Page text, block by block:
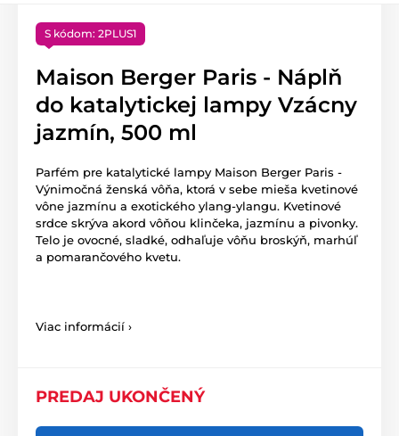
S kódom: 2PLUS1
Maison Berger Paris - Náplň
do katalytickej lampy Vzácny
jazmín, 500 ml
Parfém pre katalytické lampy Maison Berger Paris -
Výnimočná ženská vôňa, ktorá v sebe mieša kvetinové
vône jazmínu a exotického ylang-ylangu. Kvetinové
srdce skrýva akord vôňou klinčeka, jazmínu a pivonky.
Telo je ovocné, sladké, odhaľuje vôňu broskýň, marhúľ
a pomarančového kvetu.
Viac informácií ›
PREDAJ UKONČENÝ